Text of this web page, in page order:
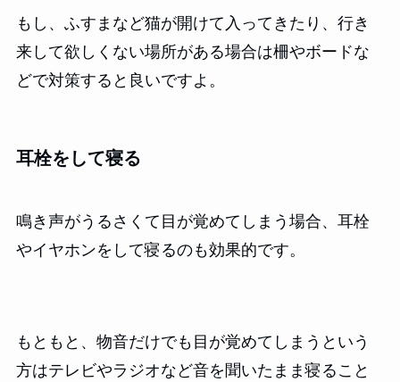
もし、ふすまなど猫が開けて入ってきたり、行き
来して欲しくない場所がある場合は柵やボードな
どで対策すると良いですよ。
耳栓をして寝る
鳴き声がうるさくて目が覚めてしまう場合、耳栓
やイヤホンをして寝るのも効果的です。
もともと、物音だけでも目が覚めてしまうという
方はテレビやラジオなど音を聞いたまま寝ること